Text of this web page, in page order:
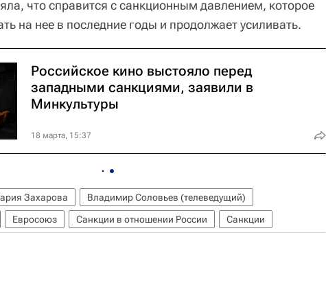
что справится с санкционным давлением, которое
на нее в последние годы и продолжает усиливать.
Российское кино выстояло перед
западными санкциями, заявили в
Минкультуры
18 марта, 15:37
Захарова
Владимир Соловьев (телеведущий)
Евросоюз Санкции в отношении России Санкции